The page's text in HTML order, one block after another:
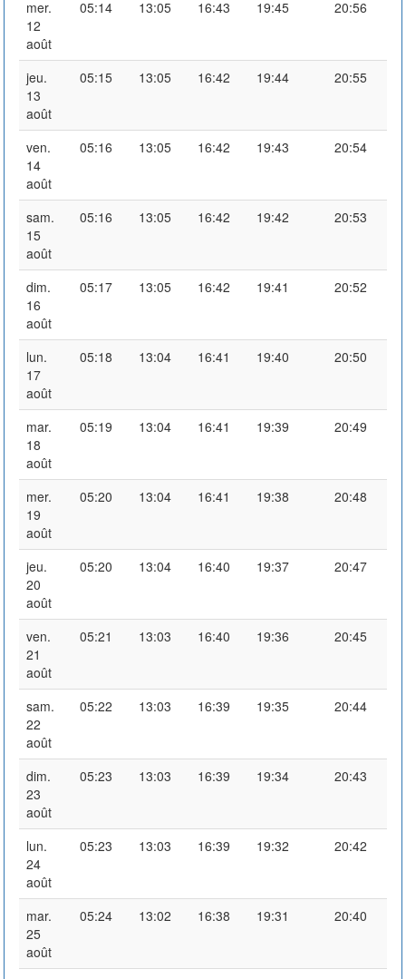
mer.
12
août
05:14 13:05 16:43 19:45 20:56
jeu.
13
août
05:15 13:05 16:42 19:44 20:55
ven.
14
août
05:16 13:05 16:42 19:43 20:54
sam.
15
août
05:16 13:05 16:42 19:42 20:53
dim.
16
août
05:17 13:05 16:42 19:41 20:52
lun.
17
août
05:18 13:04 16:41 19:40 20:50
mar.
18
août
05:19 13:04 16:41 19:39 20:49
mer.
19
août
05:20 13:04 16:41 19:38 20:48
jeu.
20
août
05:20 13:04 16:40 19:37 20:47
ven.
21
août
05:21 13:03 16:40 19:36 20:45
sam.
22
août
05:22 13:03 16:39 19:35 20:44
dim.
23
août
05:23 13:03 16:39 19:34 20:43
lun.
24
août
05:23 13:03 16:39 19:32 20:42
mar.
25
août
05:24 13:02 16:38 19:31 20:40